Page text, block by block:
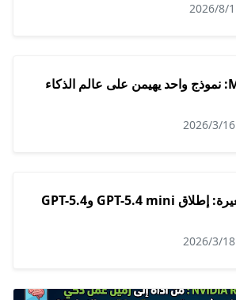
2026/8/1
Mistral Small 4: نموذج واحد يهيمن على عالم الذكاء
2026/3/16
ثورة النماذج الصغيرة: إطلاق GPT-5.4 mini وGPT-5.4
2026/3/18